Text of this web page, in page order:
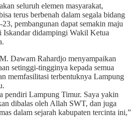
seluruh elemen masyarakat,
terus berbenah dalam segala bidang
pembangunan dapat semakin maju
Iskandar didampingi Wakil Ketua
Dawam Rahardjo menyampaikan
setinggi-tingginya kepada semua
memfasilitasi terbentuknya Lampung
pendiri Lampung Timur. Saya yakin
dibalas oleh Allah SWT, dan juga
dalam sejarah kabupaten tercinta ini,”